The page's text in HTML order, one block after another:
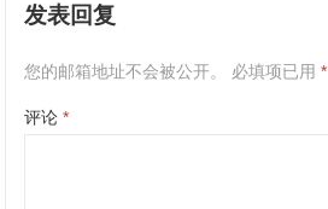
发表回复
您的邮箱地址不会被公开。 必填项已用*
评论*